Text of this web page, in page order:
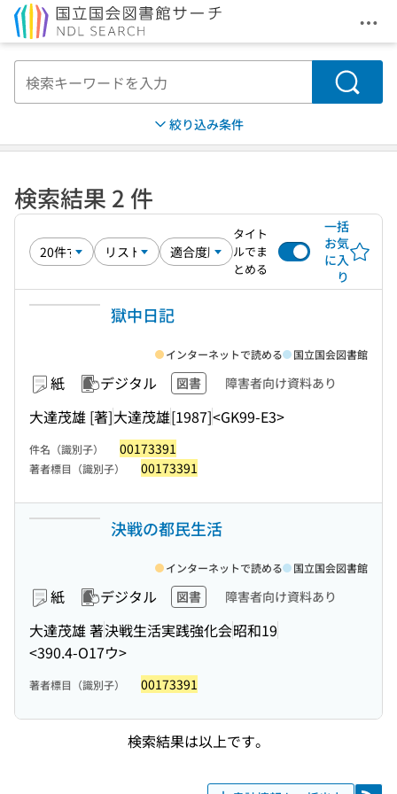
メ
検索
絞り込み条件
検索結果 2 件
タイト
ルでま
とめる
一括
お気
に入
り
獄中日記
紙 デジタル 図書 障害者向け資料あり
大達茂雄 [著]大達茂雄[1987]<GK99-E3>
インターネットで読める 国立国会図書館
件名（識別子） 00173391
著者標目（識別子） 00173391
決戦の都民生活
紙 デジタル 図書 障害者向け資料あり
大達茂雄 著決戦生活実践強化会昭和19
<390.4-O17ウ>
インターネットで読める 国立国会図書館
著者標目（識別子） 00173391
検索結果は以上です。